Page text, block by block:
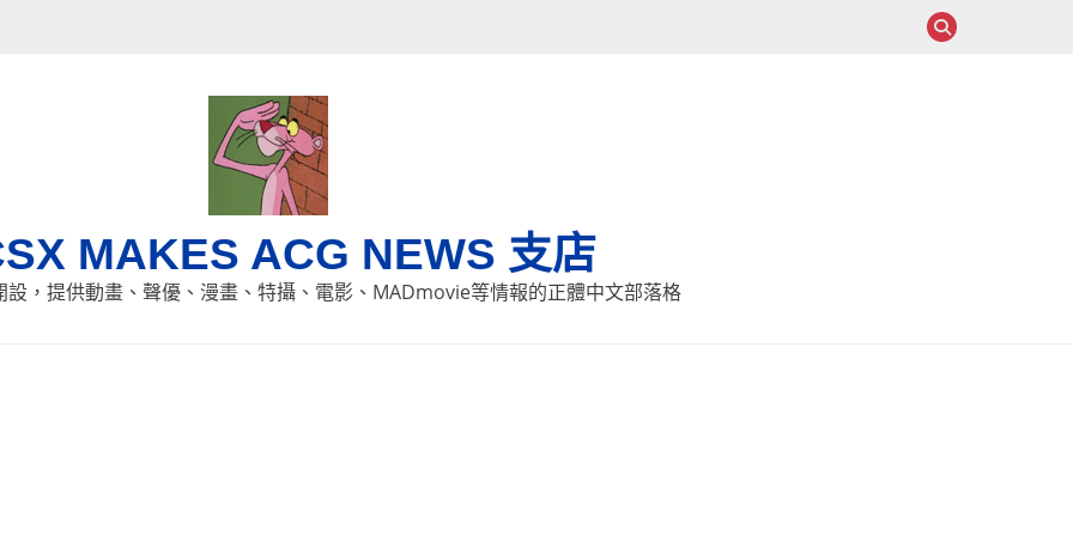
MAKES ACG NEWS 支店
設，提供動畫、聲優、漫畫、特攝、電影、MADmovie等情報的正體中文部落格